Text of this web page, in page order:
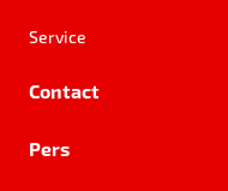
Service
Contact
Pers